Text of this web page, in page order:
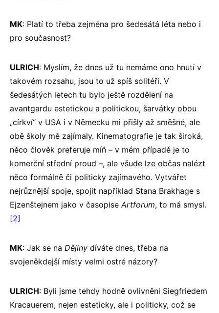
MK: Platí to třeba zejména pro šedesátá léta nebo i
pro současnost?
ULRICH: Myslím, že dnes už tu nemáme ono hnutí v
takovém rozsahu, jsou to už spíš solitéři. V
šedesátých letech tu bylo ještě rozdělení na
avantgardu estetickou a politickou, šarvátky obou
„církví“ v USA i v Německu mi přišly až směšné, ale
obě školy mě zajímaly. Kinematografie je tak široká,
něco člověk preferuje míň – v mém případě je to
komerční střední proud –, ale všude lze občas nalézt
něco formálně či politicky zajímavého. Vytvářet
nejrůznější spoje, spojit například Stana Brakhage s
Ejzenštejnem jako v časopiseArtforum, to má smysl.
[2]
MK: Jak se na Dějiny díváte dnes, třeba na
svojeněkdejší místy velmi ostré názory?
ULRICH: Byli jsme tehdy hodně ovlivněni Siegfriedem
Kracauerem, nejen esteticky, ale i politicky, což se